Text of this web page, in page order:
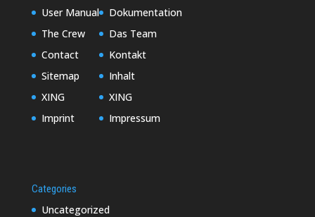
User Manual
The Crew
Contact
Sitemap
XING
Imprint
Dokumentation
Das Team
Kontakt
Inhalt
XING
Impressum
Categories
Uncategorized